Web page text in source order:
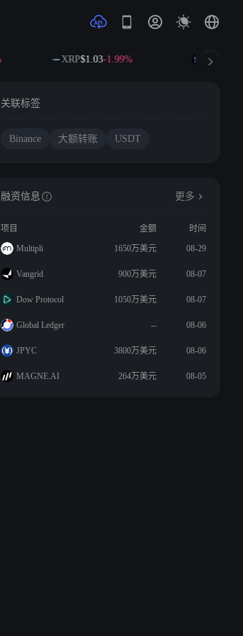
XRP$1.03-1.99% SOL
关联标签
Binance 大额转账 USDT
融资信息 更多
项目 金额
时间
Multipli
1650万美元 08-29
Vangrid 900万美元 08-07
Dow Protocol 1050万美元 08-07
Global Ledger -- 08-06
JPYC 3800万美元 08-06
MAGNE.AI 264万美元 08-05